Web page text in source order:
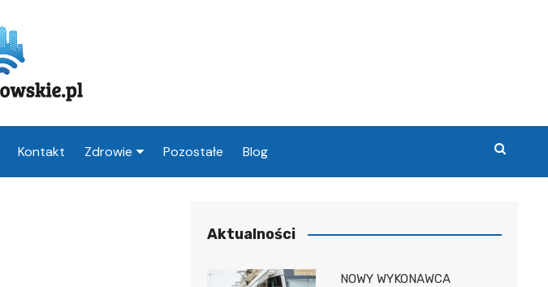
Kontakt Zdrowie
Lekarz Częstochowa
Pozostałe Blog
Aktualności
NOWY WYKONAWCA